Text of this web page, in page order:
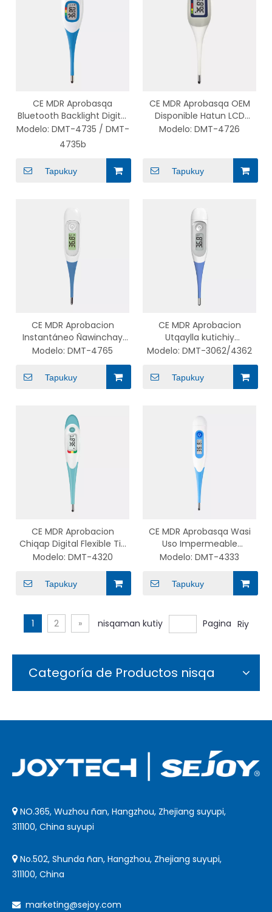
CE MDR Aprobasqa
Bluetooth Backlight Digital
Termómetro Oral
Wawapaq chaymanta
Modelo: DMT-4735 / DMT-
4735b
Tapukuy
CE MDR Aprobasqa OEM
Disponible Hatun LCD
Flexible Digital
Modelo: DMT-4726
Tapukuy
CE MDR Aprobacion
Instantáneo Ñawinchay
Wawa Flexible Consejo
Termómetro Electrónico
nisqawan retroiluminación
Modelo: DMT-4765
Tapukuy
CE MDR Aprobacion
Utqaylla kutichiy
Impermeable Flexible
Digital Termómetro
Wawakunapaq
Modelo: DMT-3062/4362
Tapukuy
CE MDR Aprobacion
Chiqap Digital Flexible Tip
Termómetro Utqaylla
kutichiy Wawakunapaq
Modelo: DMT-4320
Tapukuy
CE MDR Aprobasqa Wasi
Uso Impermeable
Termómetro Oral Flexible
Tip Termómetro Digital
Wawapaq
Modelo: DMT-4333
Tapukuy
1 2 » nisqaman kutiy Pagina Riy
Categoría de Productos nisqa
 NO.365, Wuzhou ñan, Hangzhou, Zhejiang suyupi,
311100, China suyupi
 No.502, Shunda ñan, Hangzhou, Zhejiang suyupi,
311100, China
 marketing@sejoy.com